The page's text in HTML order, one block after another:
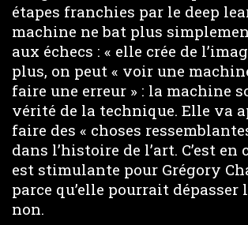
étapes franchies par le deep
machine ne bat plus
aux échecs : « elle crée de
plus, on peut « voir une
faire une erreur » : la machine
vérité de la technique. Elle va
faire des « choses
dans l’histoire de l’art. C’est en
est stimulante pour Grégory
parce qu’elle pourrait dépasser
non.